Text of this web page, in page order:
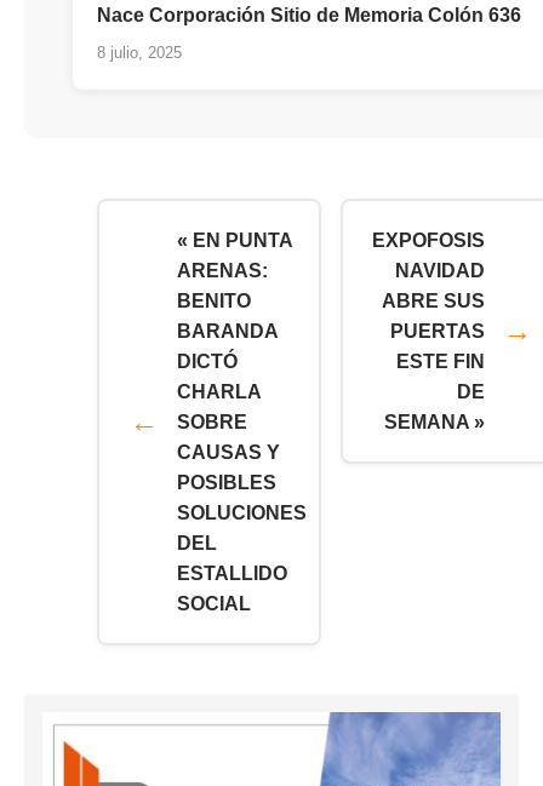
Nace Corporación Sitio de Memoria Colón 636
8 julio, 2025
« EN PUNTA
ARENAS:
BENITO
BARANDA
DICTÓ
CHARLA
SOBRE
CAUSAS Y
POSIBLES
SOLUCIONES
DEL
ESTALLIDO
SOCIAL
EXPOFOSIS
NAVIDAD
ABRE SUS
PUERTAS
ESTE FIN
DE
SEMANA »